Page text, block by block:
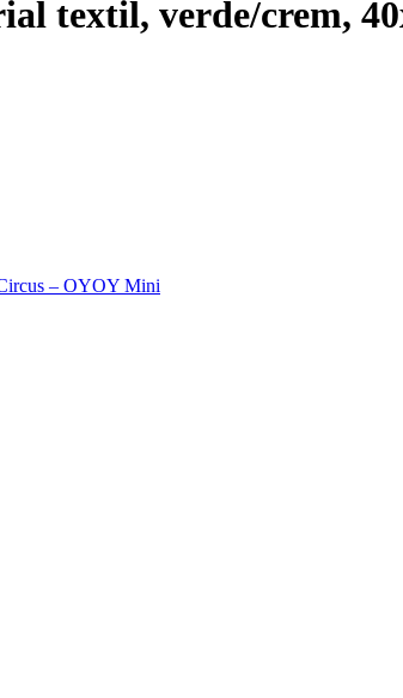
textil, verde/crem,
– OYOY Mini